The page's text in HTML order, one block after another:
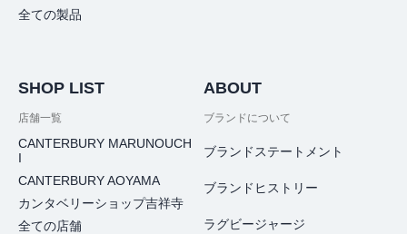
全ての製品
SHOP LIST
店舗一覧
CANTERBURY MARUNOUCH
I
CANTERBURY AOYAMA
カンタベリーショップ吉祥寺
全ての店舗
ABOUT
ブランドについて
ブランドステートメント
ブランドヒストリー
ラグビージャージ